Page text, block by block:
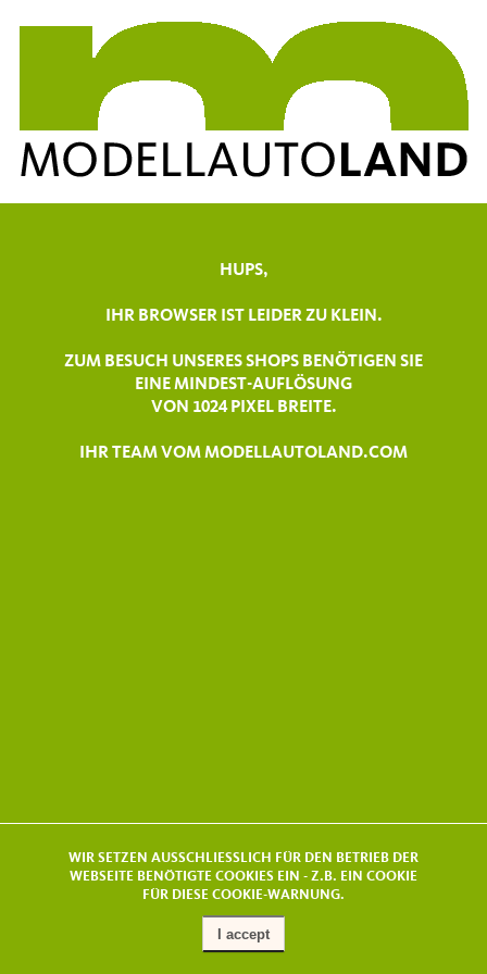
HUPS,
IHR BROWSER IST LEIDER ZU KLEIN.
ZUM BESUCH UNSERES SHOPS BENÖTIGEN SIE
EINE MINDEST-AUFLÖSUNG
VON 1024 PIXEL BREITE.
IHR TEAM VOM MODELLAUTOLAND.COM
WIR SETZEN AUSSCHLIESSLICH FÜR DEN BETRIEB DER
WEBSEITE BENÖTIGTE COOKIES EIN - Z.B. EIN COOKIE
FÜR DIESE COOKIE-WARNUNG.
I accept